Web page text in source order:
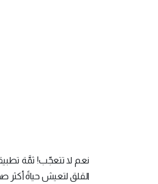
القلق لتعيش حياةً أكثر